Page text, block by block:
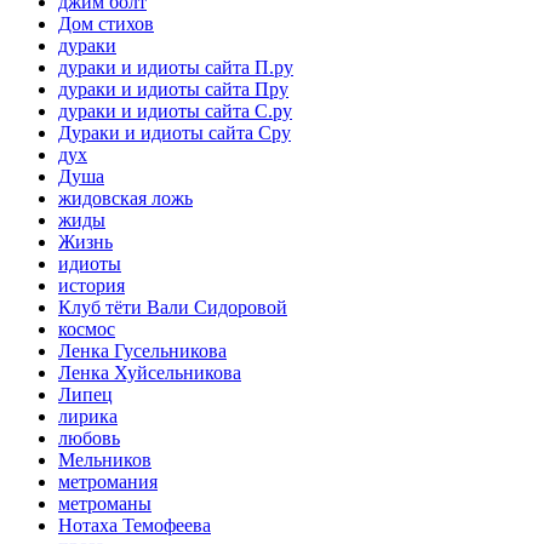
Дом стихов
дураки
дураки и идиоты сайта П.ру
дураки и идиоты сайта Пру
дураки и идиоты сайта С.ру
Дураки и идиоты сайта Сру
дух
Душа
жидовская ложь
жиды
Жизнь
идиоты
история
Клуб тёти Вали Сидоровой
космос
Ленка Гусельникова
Ленка Хуйсельникова
Липец
лирика
любовь
Мельников
метромания
метроманы
Нотаха Темофеева